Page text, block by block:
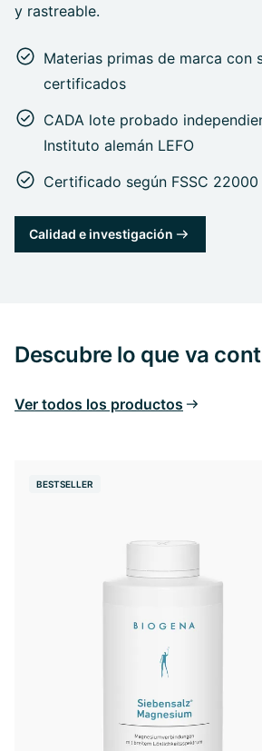
y rastreable.
Materias primas de marca con
certificados
CADA lote probado
Instituto alemán LEFO
Certificado según FSSC 22000
Calidad e investigación
Descubre lo que va
Ver todos los productos
BESTSELLER